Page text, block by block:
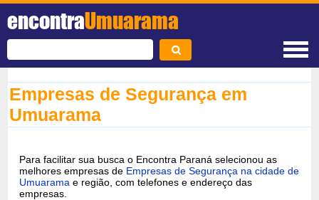
encontraUmuarama
Empresas de Segurança em
Umuarama
Para facilitar sua busca o Encontra Paraná selecionou as
melhores empresas de Empresas de Segurança na cidade de
Umuarama e região, com telefones e endereço das
empresas.